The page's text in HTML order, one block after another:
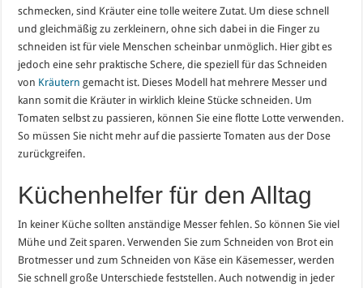
schmecken, sind Kräuter eine tolle weitere Zutat. Um diese schnell
und gleichmäßig zu zerkleinern, ohne sich dabei in die Finger zu
schneiden ist für viele Menschen scheinbar unmöglich. Hier gibt es
jedoch eine sehr praktische Schere, die speziell für das Schneiden
von Kräutern gemacht ist. Dieses Modell hat mehrere Messer und
kann somit die Kräuter in wirklich kleine Stücke schneiden. Um
Tomaten selbst zu passieren, können Sie eine flotte Lotte verwenden.
So müssen Sie nicht mehr auf die passierte Tomaten aus der Dose
zurückgreifen.
Küchenhelfer für den Alltag
In keiner Küche sollten anständige Messer fehlen. So können Sie viel
Mühe und Zeit sparen. Verwenden Sie zum Schneiden von Brot ein
Brotmesser und zum Schneiden von Käse ein Käsemesser, werden
Sie schnell große Unterschiede feststellen. Auch notwendig in jeder